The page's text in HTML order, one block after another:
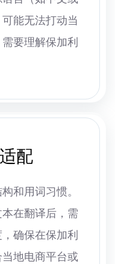
能无法打动当
要理解保加利
配
和用词习惯。
在翻译后，需
确保在保加利
地电商平台或